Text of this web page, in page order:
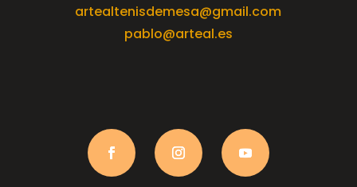
artealtenisdemesa@gmail.com
pablo@arteal.es